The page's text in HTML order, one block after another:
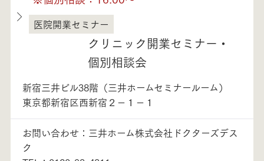
東京都
医院開業セミナー
クリニック開業セミナー・
個別相談会
新宿三井ビル38階（三井ホームセミナールーム）
東京都新宿区西新宿２－１－１
お問い合わせ：三井ホーム株式会社ドクターズデス
ク